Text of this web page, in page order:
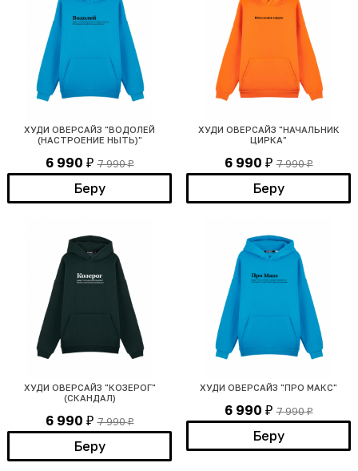
ХУДИ ОВЕРСАЙЗ "ВОДОЛЕЙ
(НАСТРОЕНИЕ НЫТЬ)"
6 990 ₽ 7 990₽
Беру
ХУДИ ОВЕРСАЙЗ "НАЧАЛЬНИК
ЦИРКА"
6 990 ₽ 7 990₽
Беру
ХУДИ ОВЕРСАЙЗ "КОЗЕРОГ"
(СКАНДАЛ)
6 990 ₽ 7 990₽
Беру
ХУДИ ОВЕРСАЙЗ "ПРО МАКС"
6 990 ₽ 7 990₽
Беру